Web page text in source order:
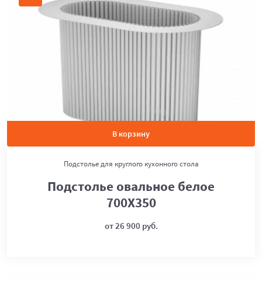
В корзину
Подстолье для круглого кухонного стола
Подстолье овальное белое
700Х350
от 26 900 руб.